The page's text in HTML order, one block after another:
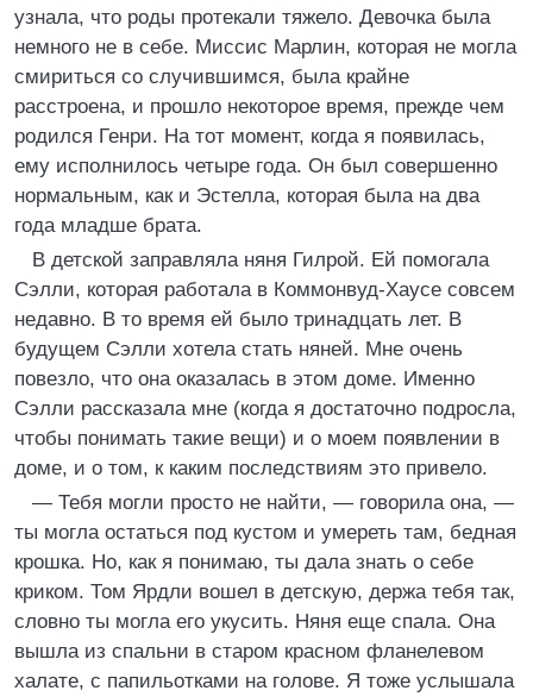
узнала, что роды протекали тяжело. Девочка была
немного не в себе. Миссис Марлин, которая не могла
смириться со случившимся, была крайне
расстроена, и прошло некоторое время, прежде чем
родился Генри. На тот момент, когда я появилась,
ему исполнилось четыре года. Он был совершенно
нормальным, как и Эстелла, которая была на два
года младше брата.
В детской заправляла няня Гилрой. Ей помогала
Сэлли, которая работала в Коммонвуд-Хаусе совсем
недавно. В то время ей было тринадцать лет. В
будущем Сэлли хотела стать няней. Мне очень
повезло, что она оказалась в этом доме. Именно
Сэлли рассказала мне (когда я достаточно подросла,
чтобы понимать такие вещи) и о моем появлении в
доме, и о том, к каким последствиям это привело.
— Тебя могли просто не найти, — говорила она, —
ты могла остаться под кустом и умереть там, бедная
крошка. Но, как я понимаю, ты дала знать о себе
криком. Том Ярдли вошел в детскую, держа тебя так,
словно ты могла его укусить. Няня еще спала. Она
вышла из спальни в старом красном фланелевом
халате, с папильотками на голове. Я тоже услышала